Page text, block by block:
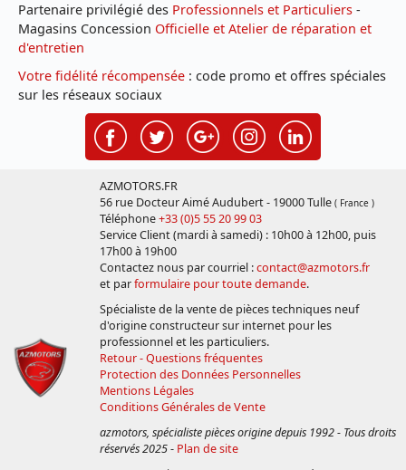
Partenaire privilégié des Professionnels et Particuliers -
Magasins Concession Officielle et Atelier de réparation et
d'entretien
Votre fidélité récompensée : code promo et offres spéciales
sur les réseaux sociaux
AZMOTORS.FR
56 rue Docteur Aimé Audubert - 19000 Tulle ( France )
Téléphone+33 (0)5 55 20 99 03
Service Client (mardi à samedi) : 10h00 à 12h00, puis
17h00 à 19h00
Contactez nous par courriel :contact@azmotors.fr
et parformulaire pour toute demande.
Spécialiste de la vente de pièces techniques neuf
d'origine constructeur sur internet pour les
professionnel et les particuliers.
Retour - Questions fréquentes
Protection des Données Personnelles
Mentions Légales
Conditions Générales de Vente
azmotors, spécialiste pièces origine depuis 1992 - Tous droits
réservés 2025- Plan de site